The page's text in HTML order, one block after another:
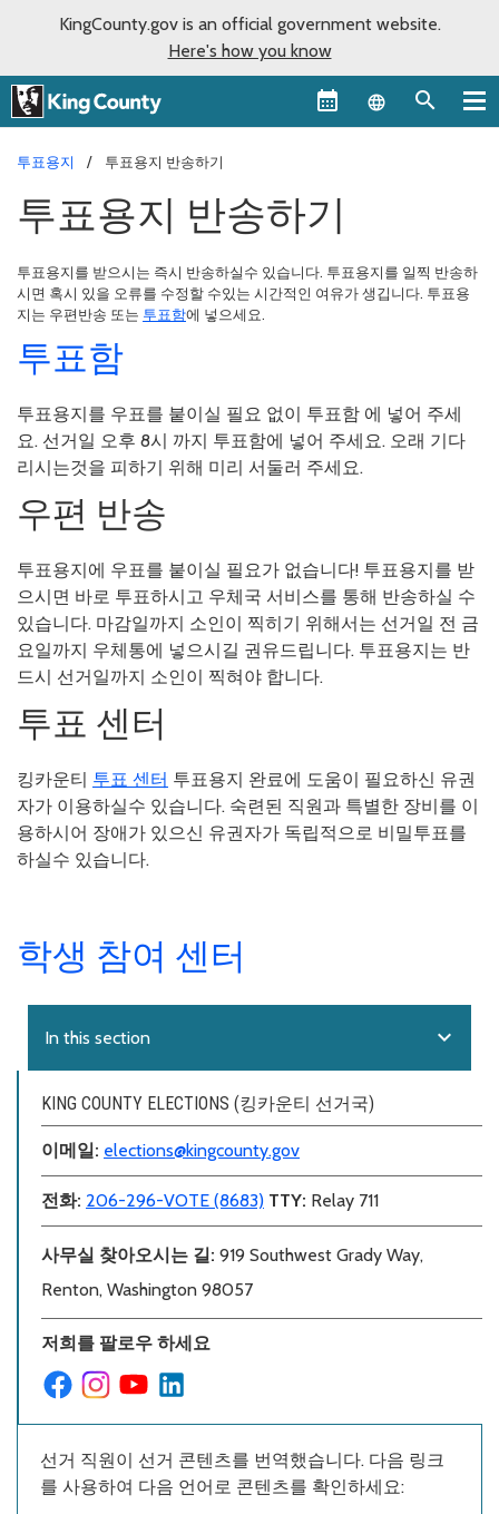
KingCounty.gov is an official government website.
Here's how you know
Language
투표용지 투표용지 반송하기
투표용지 반송하기
투표용지를 받으시는 즉시 반송하실수 있습니다. 투표용지를 일찍 반송하
시면 혹시 있을 오류를 수정할 수있는 시간적인 여유가 생깁니다. 투표용
지는 우편반송 또는 투표함에 넣으세요.
투표함
투표용지를 우표를 붙이실 필요 없이 투표함 에 넣어 주세
요. 선거일 오후 8시 까지 투표함에 넣어 주세요. 오래 기다
리시는것을 피하기 위해 미리 서둘러 주세요.
우편 반송
투표용지에 우표를 붙이실 필요가 없습니다! 투표용지를 받
으시면 바로 투표하시고 우체국 서비스를 통해 반송하실 수
있습니다. 마감일까지 소인이 찍히기 위해서는 선거일 전 금
요일까지 우체통에 넣으시길 권유드립니다. 투표용지는 반
드시 선거일까지 소인이 찍혀야 합니다.
투표 센터
킹카운티 투표 센터 투표용지 완료에 도움이 필요하신 유권
자가 이용하실수 있습니다. 숙련된 직원과 특별한 장비를 이
용하시어 장애가 있으신 유권자가 독립적으로 비밀투표를
하실수 있습니다.
학생 참여 센터
In this section expand_more
KING COUNTY ELECTIONS (킹카운티 선거국)
이메일: elections@kingcounty.gov
전화: 206-296-VOTE (8683) TTY: Relay 711
사무실 찾아오시는 길: 919 Southwest Grady Way,
Renton, Washington 98057
저희를 팔로우 하세요
선거 직원이 선거 콘텐츠를 번역했습니다. 다음 링크
를 사용하여 다음 언어로 콘텐츠를 확인하세요: